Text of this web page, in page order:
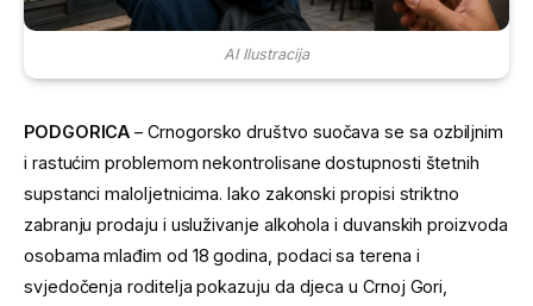
AI Ilustracija
PODGORICA – Crnogorsko društvo suočava se sa ozbiljnim
i rastućim problemom nekontrolisane dostupnosti štetnih
supstanci maloljetnicima. Iako zakonski propisi striktno
zabranju prodaju i usluživanje alkohola i duvanskih proizvoda
osobama mlađim od 18 godina, podaci sa terena i
svjedočenja roditelja pokazuju da djeca u Crnoj Gori,